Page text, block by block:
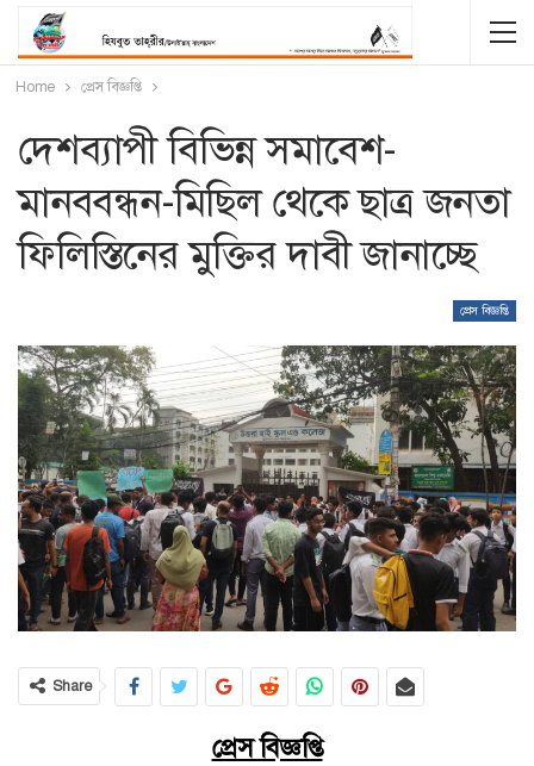
Home প্রেস বিজ্ঞপ্তি
দেশব্যাপী বিভিন্ন সমাবেশ-
মানববন্ধন-মিছিল থেকে ছাত্র জনতা
ফিলিস্তিনের মুক্তির দাবী জানাচ্ছে
প্রেস বিজ্ঞপ্তি
Share
প্রেস বিজ্ঞপ্তি